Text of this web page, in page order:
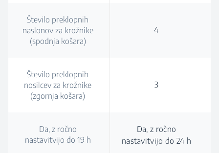
Število preklopnih
naslonov za krožnike
(spodnja košara)
4
Število preklopnih
nosilcev za krožnike
(zgornja košara)
3
Da, z ročno
nastavitvijo do 19 h
Da, z ročno
nastavitvijo do 24 h